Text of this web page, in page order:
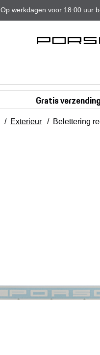
Op werkdagen voor 18:00 uur
Gratis verzending
/ Exterieur / Belettering